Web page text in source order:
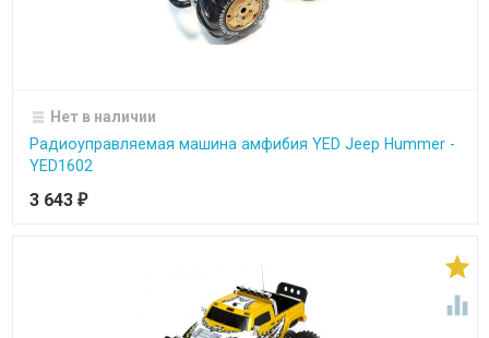
Нет в наличии
Радиоуправляемая машина амфибия YED Jeep Hummer -
YED1602
3 643 ₽

